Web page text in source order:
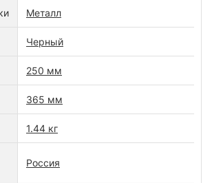
Металл
Черный
250 мм
365 мм
1.44 кг
Россия